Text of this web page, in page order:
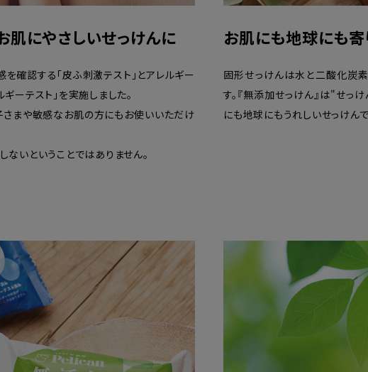
肌にやさしいせっけんに
確認する「皮ふ刺激テスト」とアレルギー
ーテスト」を実施しました。
まや敏感なお肌の方にもお使いいただけ
いということではありません。
お肌にも地球にも寄
固形せっけんは水と二酸化炭
す。『無添加せっけん』は"せ
にも地球にもうれしいせっけんで